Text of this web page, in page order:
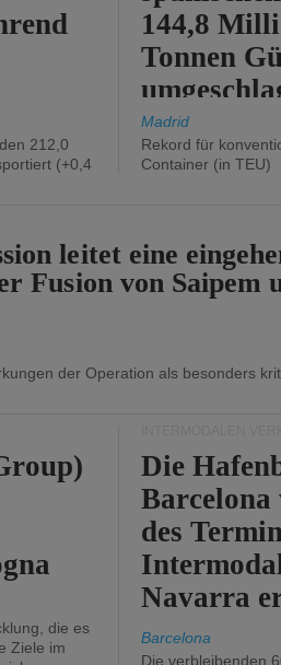
212,0
(+0,4
144,8
Tonnen
%).
Madrid
Rekord für
Container (in TEU)
leitet eine
Fusion von Saipem
der Operation als besonders
die es
Ziele im
Die
des
Navarra
Barcelona
Die verbleibenden